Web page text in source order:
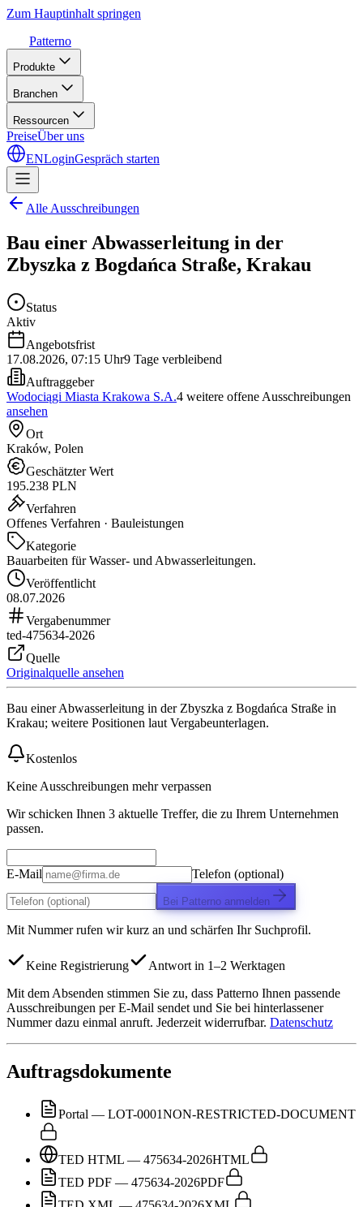
Zum Hauptinhalt springen
Patterno
Produkte
Branchen
Ressourcen
PreiseÜber uns
ENLoginGespräch starten
Alle Ausschreibungen
Bau einer Abwasserleitung in der
Zbyszka z Bogdańca Straße, Krakau
Status
Aktiv
Angebotsfrist
17.08.2026, 07:15 Uhr9 Tage verbleibend
Auftraggeber
Wodociągi Miasta Krakowa S.A.4 weitere offene Ausschreibungen
ansehen
Ort
Kraków, Polen
Geschätzter Wert
195.238 PLN
Verfahren
Offenes Verfahren · Bauleistungen
Kategorie
Bauarbeiten für Wasser- und Abwasserleitungen.
Veröffentlicht
08.07.2026
Vergabenummer
ted-475634-2026
Quelle
Originalquelle ansehen
Bau einer Abwasserleitung in der Zbyszka z Bogdańca Straße in
Krakau; weitere Positionen laut Vergabeunterlagen.
Kostenlos
Keine Ausschreibungen mehr verpassen
Wir schicken Ihnen 3 aktuelle Treffer, die zu Ihrem Unternehmen
passen.
E-Mail Telefon (optional)
Bei Patterno anmelden
Mit Nummer rufen wir kurz an und schärfen Ihr Suchprofil.
Keine Registrierung
Antwort in 1–2 Werktagen
Mit dem Absenden stimmen Sie zu, dass Patterno Ihnen passende
Ausschreibungen per E-Mail sendet und Sie bei hinterlassener
Nummer dazu einmal anruft. Jederzeit widerrufbar. Datenschutz
Auftragsdokumente
Portal — LOT-0001NON-RESTRICTED-DOCUMENT
TED HTML — 475634-2026HTML
TED PDF — 475634-2026PDF